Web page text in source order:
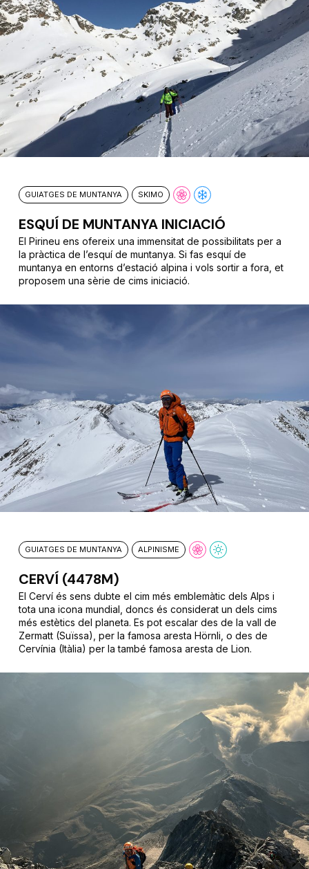
GUIATGES DE MUNTANYA SKIMO
ESQUÍ DE MUNTANYA INICIACIÓ
El Pirineu ens ofereix una immensitat de possibilitats per a
la pràctica de l’esquí de muntanya. Si fas esquí de
muntanya en entorns d’estació alpina i vols sortir a fora, et
proposem una sèrie de cims iniciació.
GUIATGES DE MUNTANYA ALPINISME
CERVÍ (4478M)
El Cerví és sens dubte el cim més emblemàtic dels Alps i
tota una icona mundial, doncs és considerat un dels cims
més estètics del planeta. Es pot escalar des de la vall de
Zermatt (Suïssa), per la famosa aresta Hörnli, o des de
Cervínia (Itàlia) per la també famosa aresta de Lion.